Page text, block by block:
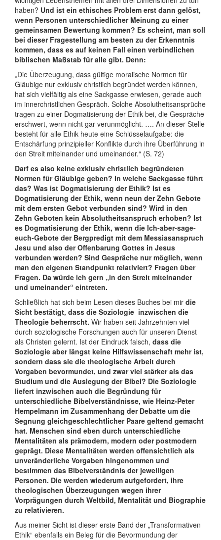
haben? Und ist ein ethisches Problem erst dann gelöst,
wenn Personen unterschiedlicher Meinung zu einer
gemeinsamen Bewertung kommen? Es scheint, man soll
bei dieser Fragestellung am besten zu der Erkenntnis
kommen, dass es auf keinen Fall einen verbindlichen
biblischen Maßstab für alle gibt. Denn:
„Die Überzeugung, dass gültige moralische Normen für
Gläubige nur exklusiv christlich begründet werden können,
hat sich vielfältig als eine Sackgasse erwiesen, gerade auch
im innerchristlichen Gespräch. Solche Absolutheitsansprüche
tragen zu einer Dogmatisierung der Ethik bei, die Gespräche
erschwert, wenn nicht gar verunmöglicht. …. An dieser Stelle
besteht für alle Ethik heute eine Schlüsselaufgabe: die
Entschärfung prinzipieller Konflikte durch ihre Überführung in
den Streit miteinander und umeinander.“ (S. 72)
Darf es also keine exklusiv christlich begründeten
Normen für Gläubige geben? In welche Sackgasse führt
das? Was ist Dogmatisierung der Ethik? Ist es
Dogmatisierung der Ethik, wenn neun der Zehn Gebote
mit dem ersten Gebot verbunden sind? Wird in den
Zehn Geboten kein Absolutheitsanspruch erhoben? Ist
es Dogmatisierung der Ethik, wenn die Ich-aber-sage-
euch-Gebote der Bergpredigt mit dem Messiasanspruch
Jesu und also der Offenbarung Gottes in Jesus
verbunden werden? Sind Gespräche nur möglich, wenn
man den eigenen Standpunkt relativiert? Fragen über
Fragen. Da würde ich gern „in den Streit miteinander
und umeinander“ eintreten.
Schließlich hat sich beim Lesen dieses Buches bei mir die
Sicht bestätigt, dass die Soziologie inzwischen die
Theologie beherrscht. Wir haben seit Jahrzehnten viel
durch soziologische Forschungen auch für unseren Dienst
als Christen gelernt. Ist der Eindruck falsch, dass die
Soziologie aber längst keine Hilfswissenschaft mehr ist,
sondern dass sie die theologische Arbeit durch
Vorgaben bevormundet, und zwar viel stärker als das
Studium und die Auslegung der Bibel? Die Soziologie
liefert inzwischen auch die Begründung für
unterschiedliche Bibelverständnisse, wie Heinz-Peter
Hempelmann im Zusammenhang der Debatte um die
Segnung gleichgeschlechtlicher Paare geltend gemacht
hat. Menschen sind eben durch unterschiedliche
Mentalitäten als prämodern, modern oder postmodern
geprägt. Diese Mentalitäten werden offensichtlich als
unveränderliche Vorgaben hingenommen und
bestimmen das Bibelverständnis der jeweiligen
Personen. Die werden wiederum aufgefordert, ihre
theologischen Überzeugungen wegen ihrer
Vorprägungen durch Weltbild, Mentalität und Biographie
zu relativieren.
Aus meiner Sicht ist dieser erste Band der „Transformativen
Ethik“ ebenfalls ein Beleg für die Bevormundung der